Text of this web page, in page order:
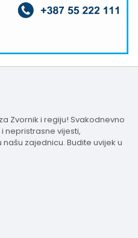
Zvornik i regiju! Svakodnevno
nepristrasne vijesti,
zajednicu. Budite uvijek u